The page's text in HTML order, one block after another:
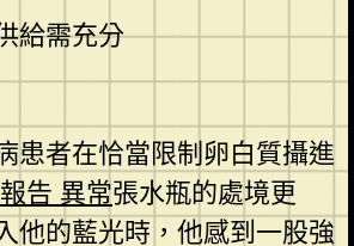
給需充分
患者在恰當限制卵白質攝進
告 異常張水瓶的處境更
他的藍光時，他感到一股強